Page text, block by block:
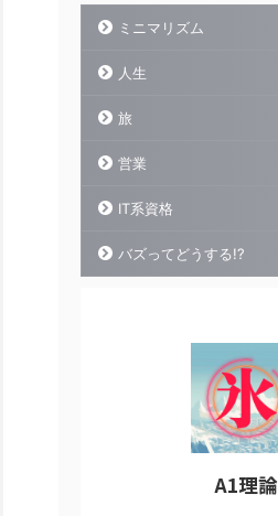
ミニマリズム
人生
旅
営業
IT系資格
バズってどうする!?
A1理論